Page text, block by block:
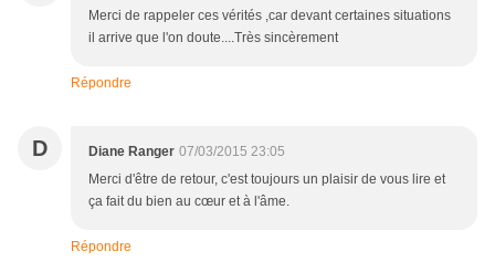
Merci de rappeler ces vérités ,car devant certaines situations
il arrive que l'on doute....Très sincèrement
Répondre
D Diane Ranger 07/03/2015 23:05
Merci d'être de retour, c'est toujours un plaisir de vous lire et
ça fait du bien au cœur et à l'âme.
Répondre